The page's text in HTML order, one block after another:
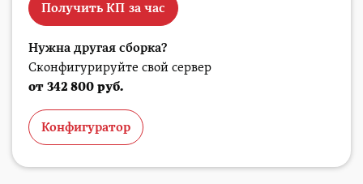
Получить КП за час
Нужна другая сборка?
Сконфигурируйте свой сервер
от 342 800 руб.
Конфигуратор